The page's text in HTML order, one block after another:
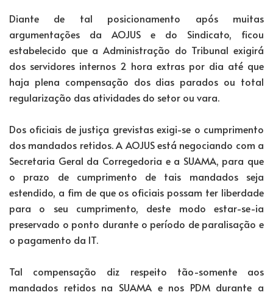
Diante de tal posicionamento após muitas
argumentações da AOJUS e do Sindicato, ficou
estabelecido que a Administração do Tribunal exigirá
dos servidores internos 2 hora extras por dia até que
haja plena compensação dos dias parados ou total
regularização das atividades do setor ou vara.
Dos oficiais de justiça grevistas exigi-se o cumprimento
dos mandados retidos. A AOJUS está negociando com a
Secretaria Geral da Corregedoria e a SUAMA, para que
o prazo de cumprimento de tais mandados seja
estendido, a fim de que os oficiais possam ter liberdade
para o seu cumprimento, deste modo estar-se-ia
preservado o ponto durante o período de paralisação e
o pagamento da IT.
Tal compensação diz respeito tão-somente aos
mandados retidos na SUAMA e nos PDM durante a